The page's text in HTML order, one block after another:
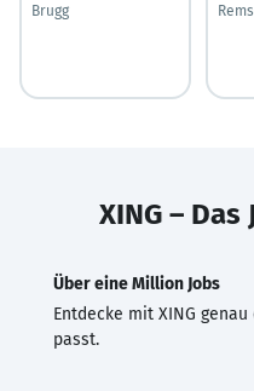
Brugg
XING –
Über eine Million Jobs
Entdecke mit XING
passt.